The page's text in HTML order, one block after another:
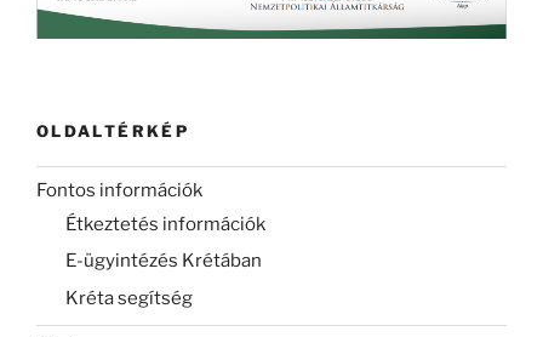
OLDALTÉRKÉP
Fontos információk
Étkeztetés információk
E-ügyintézés Krétában
Kréta segítség